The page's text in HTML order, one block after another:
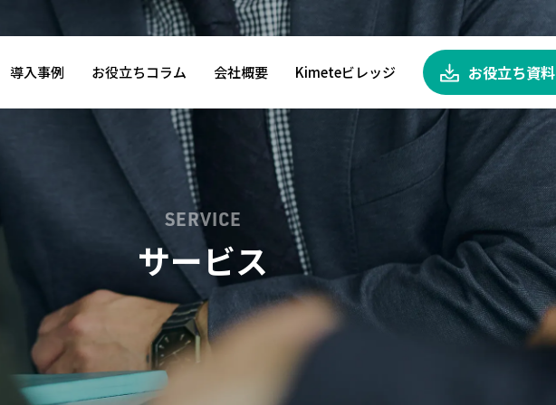
導入事例 お役立ちコラム 会社概要 Kimeteビレッジ お役立ち資料
SERVICE
サービス